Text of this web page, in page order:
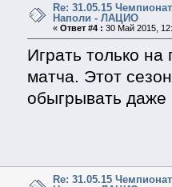
Re: 31.05.15
Наполи - ЛАЦИО
«Ответ #4 : 30 Май 2015,
Играть только
матча. Этот
обыгрывать
Re: 31.05.15